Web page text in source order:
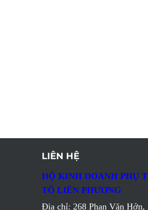
LIÊN HỆ
HỘ KINH DOANH PHỤ
TÔ LIÊN PHƯƠNG
Địa chỉ: 268 Phan Văn Hớn,